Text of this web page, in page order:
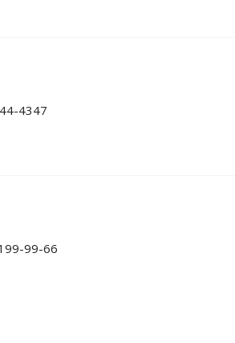
4347
99-66